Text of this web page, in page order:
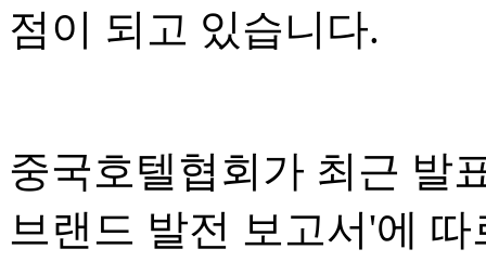
점이 되고 있습니다.
중국호텔협회가 최근 발
브랜드 발전 보고서'에